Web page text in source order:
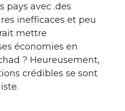
pays avec .des
inefficaces et peu
mettre
économies en
? Heureusement,
crédibles se sont